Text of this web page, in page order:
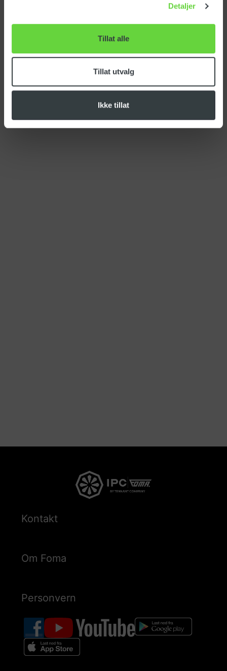
Detaljer
Tillat alle
Tillat utvalg
Ikke tillat
Last ned produktark
Last ned FDV
Kontakt
Om Foma
Personvern